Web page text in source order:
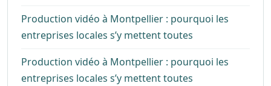
Production vidéo à Montpellier : pourquoi les
entreprises locales s’y mettent toutes
Production vidéo à Montpellier : pourquoi les
entreprises locales s’y mettent toutes